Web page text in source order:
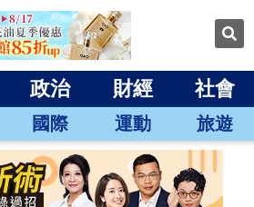
政治 財經 社會
國際 運動 旅遊